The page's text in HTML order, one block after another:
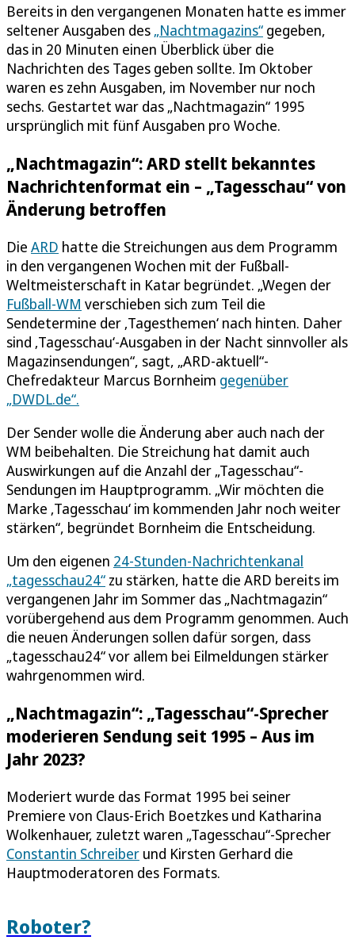
Bereits in den vergangenen Monaten hatte es immer
seltener Ausgaben des „Nachtmagazins“ gegeben,
das in 20 Minuten einen Überblick über die
Nachrichten des Tages geben sollte. Im Oktober
waren es zehn Ausgaben, im November nur noch
sechs. Gestartet war das „Nachtmagazin“ 1995
ursprünglich mit fünf Ausgaben pro Woche.
„Nachtmagazin“: ARD stellt bekanntes
Nachrichtenformat ein – „Tagesschau“ von
Änderung betroffen
Die ARD hatte die Streichungen aus dem Programm
in den vergangenen Wochen mit der Fußball-
Weltmeisterschaft in Katar begründet. „Wegen der
Fußball-WM verschieben sich zum Teil die
Sendetermine der ‚Tagesthemen‘ nach hinten. Daher
sind ‚Tagesschau‘-Ausgaben in der Nacht sinnvoller als
Magazinsendungen“, sagt, „ARD-aktuell“-
Chefredakteur Marcus Bornheim gegenüber
„DWDL.de“.
Der Sender wolle die Änderung aber auch nach der
WM beibehalten. Die Streichung hat damit auch
Auswirkungen auf die Anzahl der „Tagesschau“-
Sendungen im Hauptprogramm. „Wir möchten die
Marke ‚Tagesschau‘ im kommenden Jahr noch weiter
stärken“, begründet Bornheim die Entscheidung.
Um den eigenen 24-Stunden-Nachrichtenkanal
„tagesschau24“ zu stärken, hatte die ARD bereits im
vergangenen Jahr im Sommer das „Nachtmagazin“
vorübergehend aus dem Programm genommen. Auch
die neuen Änderungen sollen dafür sorgen, dass
„tagesschau24“ vor allem bei Eilmeldungen stärker
wahrgenommen wird.
„Nachtmagazin“: „Tagesschau“-Sprecher
moderieren Sendung seit 1995 – Aus im
Jahr 2023?
Moderiert wurde das Format 1995 bei seiner
Premiere von Claus-Erich Boetzkes und Katharina
Wolkenhauer, zuletzt waren „Tagesschau“-Sprecher
Constantin Schreiber und Kirsten Gerhard die
Hauptmoderatoren des Formats.
Roboter?